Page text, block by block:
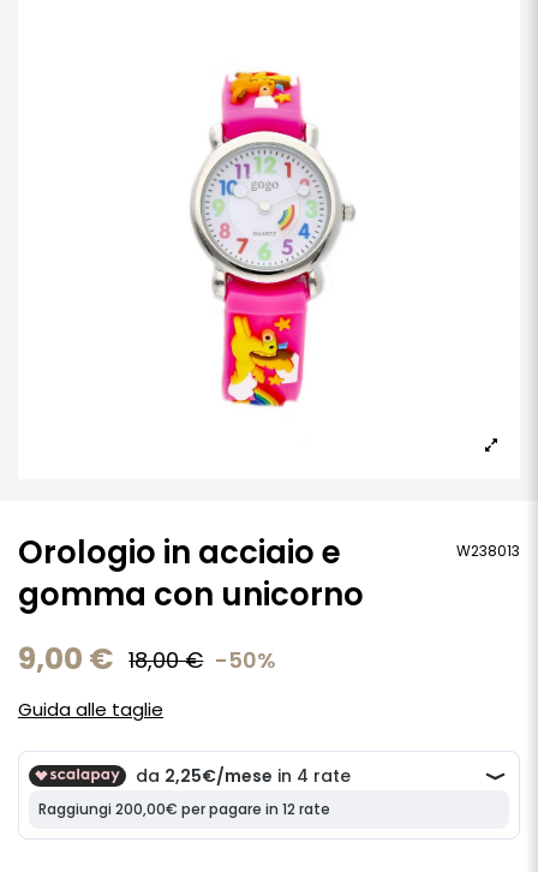
Orologio in acciaio e
gomma con unicorno
W238013
9,00 € 18,00 € -50%
Guida alle taglie